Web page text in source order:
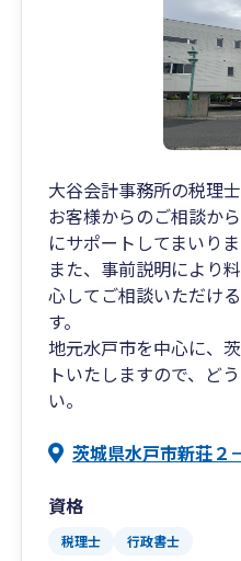
大谷会計事務所の税理
お客様からのご相談か
にサポートしてまいりま
また、事前説明により
心してご相談いただけ
す。
地元水戸市を中心に、
トいたしますので、ど
い。
茨城県水戸市新荘２
資格
税理士 行政書士